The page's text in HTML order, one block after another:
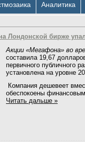
Аналитика
Лондонской бирже
Акции «Мегафона» во
составила 19,67
первичного публичного
установлена на уровне
Компания дешевеет
обеспокоены
Читать дальше »